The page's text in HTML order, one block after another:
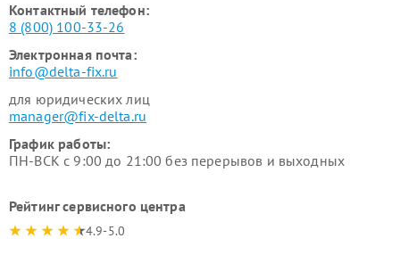
Контактный телефон:
8 (800) 100-33-26
Электронная почта:
info@delta-fix.ru
для юридических лиц
manager@fix-delta.ru
График работы:
ПН-ВСК с 9:00 до 21:00 без перерывов и выходных
Рейтинг сервисного центра
4.9-5.0